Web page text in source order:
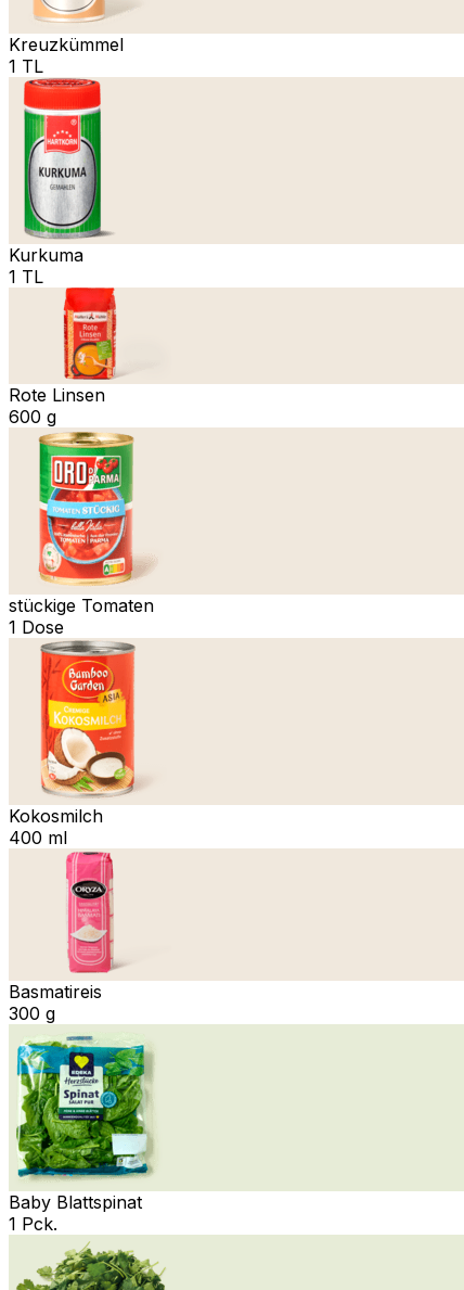
Kreuzkümmel
1 TL
Kurkuma
1 TL
Rote Linsen
600 g
stückige Tomaten
1 Dose
Kokosmilch
400 ml
Basmatireis
300 g
Baby Blattspinat
1 Pck.